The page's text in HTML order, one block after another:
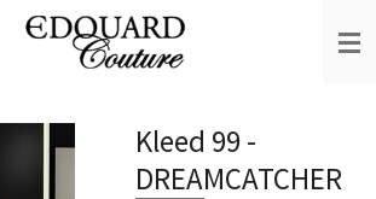
Kleed 99 -
DREAMCATCHER